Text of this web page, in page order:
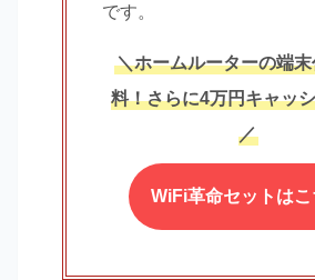
です。
＼ホームルーターの端
料！さらに4万円キャッ
／
WiFi革命セットはこ